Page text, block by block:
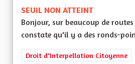
SEUIL NON ATTEINT
Bonjour, sur beaucoup de
constate qu'il y a des ronds-
Droit d'Interpellation Citoyenne